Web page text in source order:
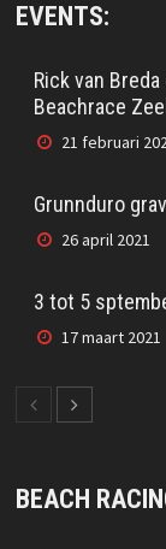
EVENTS:
Rick van
Beachrace
21 februari
Grunnduro
26 april 2021
3 tot 5
17 maart 2021
BEACH